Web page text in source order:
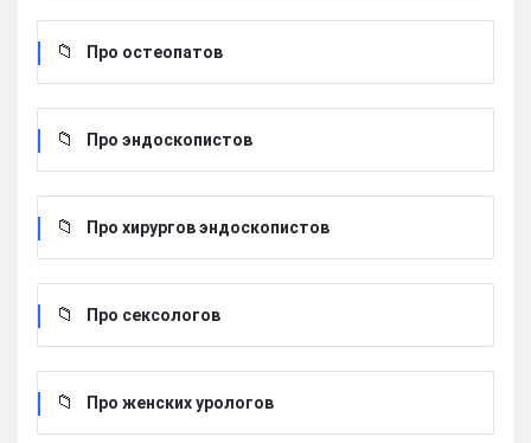
Про остеопатов
Про эндоскопистов
Про хирургов эндоскопистов
Про сексологов
Про женских урологов